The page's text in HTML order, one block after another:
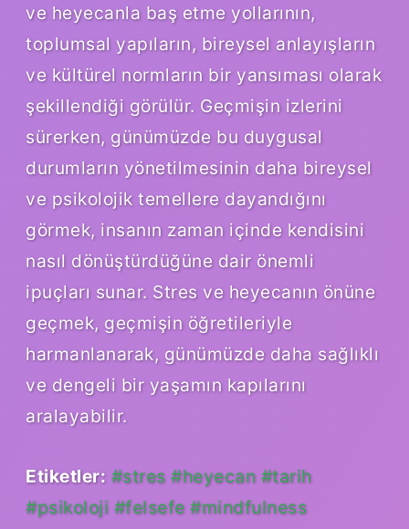
ve heyecanla baş etme yollarının,
toplumsal yapıların, bireysel anlayışların
ve kültürel normların bir yansıması olarak
şekillendiği görülür. Geçmişin izlerini
sürerken, günümüzde bu duygusal
durumların yönetilmesinin daha bireysel
ve psikolojik temellere dayandığını
görmek, insanın zaman içinde kendisini
nasıl dönüştürdüğüne dair önemli
ipuçları sunar. Stres ve heyecanın önüne
geçmek, geçmişin öğretileriyle
harmanlanarak, günümüzde daha sağlıklı
ve dengeli bir yaşamın kapılarını
aralayabilir.
Etiketler: #stres #heyecan #tarih
#psikoloji #felsefe #mindfulness